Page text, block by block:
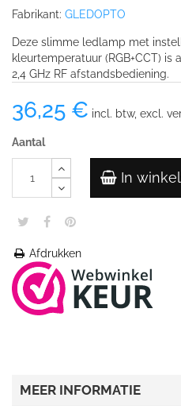
Fabrikant: GLEDOPTO
Deze slimme ledlamp met
kleurtemperatuur (RGB+CCT)
2,4 GHz RF afstandsbediening.
36,25 € incl. btw, excl.
Aantal
In
Afdrukken
MEER INFORMATIE